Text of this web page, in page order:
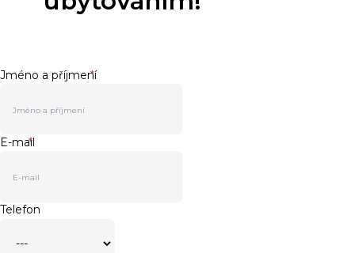
Jméno a příjmení
*
E-mail
*
Telefon